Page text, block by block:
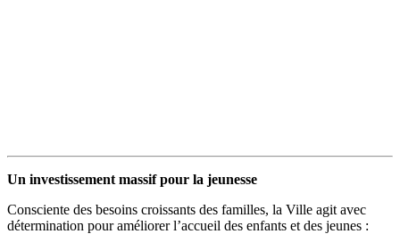
Un investissement massif pour la jeunesse
Consciente des besoins croissants des familles, la Ville agit avec
détermination pour améliorer l’accueil des enfants et des jeunes :